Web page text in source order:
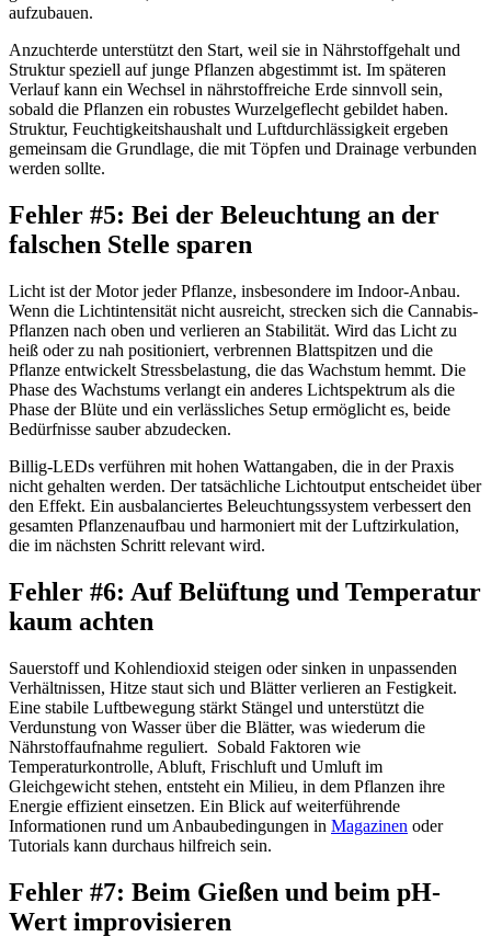
aufzubauen.
Anzuchterde unterstützt den Start, weil sie in Nährstoffgehalt und
Struktur speziell auf junge Pflanzen abgestimmt ist. Im späteren
Verlauf kann ein Wechsel in nährstoffreiche Erde sinnvoll sein,
sobald die Pflanzen ein robustes Wurzelgeflecht gebildet haben.
Struktur, Feuchtigkeitshaushalt und Luftdurchlässigkeit ergeben
gemeinsam die Grundlage, die mit Töpfen und Drainage verbunden
werden sollte.
Fehler #5: Bei der Beleuchtung an der
falschen Stelle sparen
Licht ist der Motor jeder Pflanze, insbesondere im Indoor-Anbau.
Wenn die Lichtintensität nicht ausreicht, strecken sich die Cannabis-
Pflanzen nach oben und verlieren an Stabilität. Wird das Licht zu
heiß oder zu nah positioniert, verbrennen Blattspitzen und die
Pflanze entwickelt Stressbelastung, die das Wachstum hemmt. Die
Phase des Wachstums verlangt ein anderes Lichtspektrum als die
Phase der Blüte und ein verlässliches Setup ermöglicht es, beide
Bedürfnisse sauber abzudecken.
Billig-LEDs verführen mit hohen Wattangaben, die in der Praxis
nicht gehalten werden. Der tatsächliche Lichtoutput entscheidet über
den Effekt. Ein ausbalanciertes Beleuchtungssystem verbessert den
gesamten Pflanzenaufbau und harmoniert mit der Luftzirkulation,
die im nächsten Schritt relevant wird.
Fehler #6: Auf Belüftung und Temperatur
kaum achten
Sauerstoff und Kohlendioxid steigen oder sinken in unpassenden
Verhältnissen, Hitze staut sich und Blätter verlieren an Festigkeit.
Eine stabile Luftbewegung stärkt Stängel und unterstützt die
Verdunstung von Wasser über die Blätter, was wiederum die
Nährstoffaufnahme reguliert. Sobald Faktoren wie
Temperaturkontrolle, Abluft, Frischluft und Umluft im
Gleichgewicht stehen, entsteht ein Milieu, in dem Pflanzen ihre
Energie effizient einsetzen. Ein Blick auf weiterführende
Informationen rund um Anbaubedingungen in Magazinen oder
Tutorials kann durchaus hilfreich sein.
Fehler #7: Beim Gießen und beim pH-
Wert improvisieren